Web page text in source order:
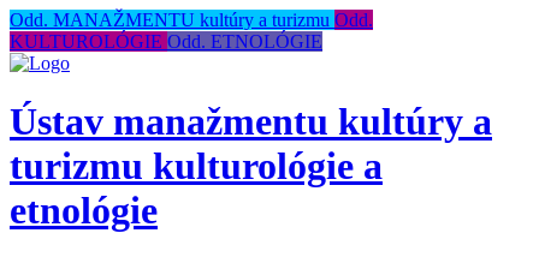
Odd. MANAŽMENTU kultúry a turizmu Odd.
KULTUROLÓGIE Odd. ETNOLÓGIE
Ústav manažmentu kultúry a
turizmu kulturológie a
etnológie